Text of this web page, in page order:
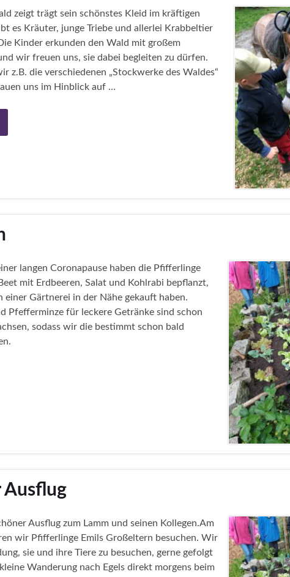
zeigt trägt sein schönstes Kleid im kräftigen
es Kräuter, junge Triebe und allerlei Krabbeltier
Kinder erkunden den Wald mit großem
wir freuen uns, sie dabei begleiten zu dürfen.
z.B. die verschiedenen „Stockwerke des Waldes“
uns im Hinblick auf …
langen Coronapause haben die Pfifferlinge
mit Erdbeeren, Salat und Kohlrabi bepflanzt,
einer Gärtnerei in der Nähe gekauft haben.
Pfefferminze für leckere Getränke sind schon
sodass wir die bestimmt schon bald
Ausflug
Ausflug zum Lamm und seinen Kollegen.Am
wir Pfifferlinge Emils Großeltern besuchen. Wir
sie und ihre Tiere zu besuchen, gerne gefolgt
Wanderung nach Egels direkt morgens beim